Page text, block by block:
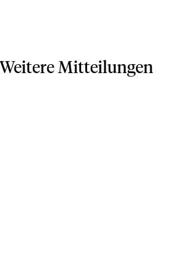
Weitere Mitteilungen